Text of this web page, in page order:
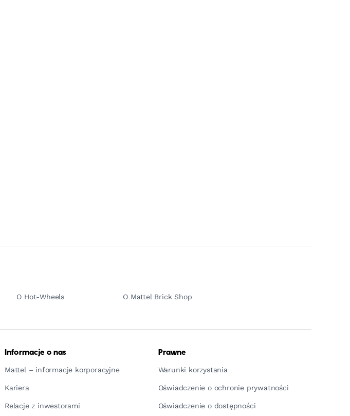
O Hot-Wheels
O Mattel Brick Shop
Informacje o nas
Mattel – informacje korporacyjne
Kariera
Relacje z inwestorami
Prawne
Warunki korzystania
Oświadczenie o ochronie prywatności
Oświadczenie o dostępności